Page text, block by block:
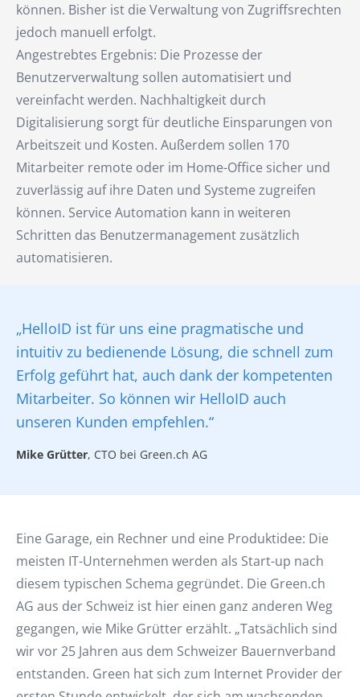
können. Bisher ist die Verwaltung von Zugriffsrechten
jedoch manuell erfolgt.
Angestrebtes Ergebnis: Die Prozesse der
Benutzerverwaltung sollen automatisiert und
vereinfacht werden. Nachhaltigkeit durch
Digitalisierung sorgt für deutliche Einsparungen von
Arbeitszeit und Kosten. Außerdem sollen 170
Mitarbeiter remote oder im Home-Office sicher und
zuverlässig auf ihre Daten und Systeme zugreifen
können. Service Automation kann in weiteren
Schritten das Benutzermanagement zusätzlich
automatisieren.
„HelloID ist für uns eine pragmatische und
intuitiv zu bedienende Lösung, die schnell zum
Erfolg geführt hat, auch dank der kompetenten
Mitarbeiter. So können wir HelloID auch
unseren Kunden empfehlen.“
Mike Grütter, CTO bei Green.ch AG
Eine Garage, ein Rechner und eine Produktidee: Die
meisten IT-Unternehmen werden als Start-up nach
diesem typischen Schema gegründet. Die Green.ch
AG aus der Schweiz ist hier einen ganz anderen Weg
gegangen, wie Mike Grütter erzählt. „Tatsächlich sind
wir vor 25 Jahren aus dem Schweizer Bauernverband
entstanden. Green hat sich zum Internet Provider der